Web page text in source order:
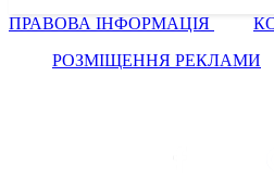
ПРАВОВА ІНФОРМАЦІЯ
РОЗМІЩЕННЯ РЕКЛАМИ